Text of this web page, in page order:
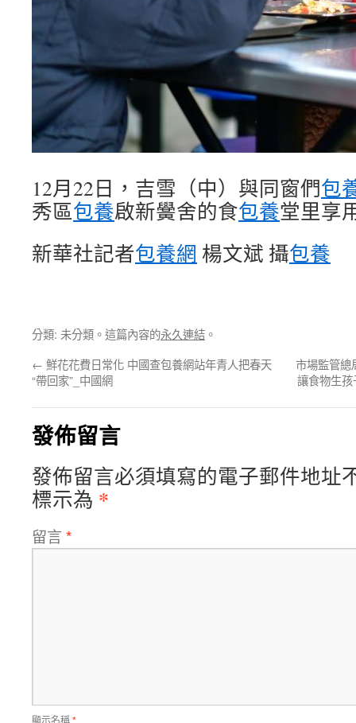
12月22日，吉雪（中）與同窗們包
秀區包養啟新黌舍的食包養堂里享
新華社記者包養網 楊文斌 攝包養
分類: 未分類。這篇內容的永久連結 。
← 鮮花花費日常化 中國查包養網站年青人把春天
“帶回家”_中國網
市場監管總
讓食物生
發佈留言
發佈留言必須填寫的電子郵件地址
標示為 *
留言 *
顯示名稱*